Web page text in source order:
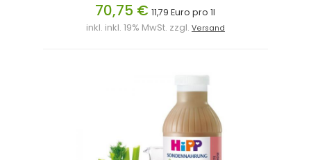
70,75 € 11,79 Euro pro 1l
inkl. inkl. 19% MwSt. zzgl. Versand